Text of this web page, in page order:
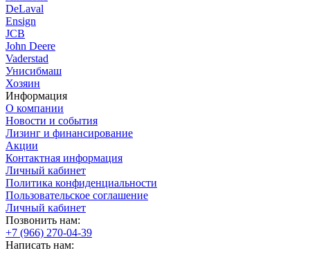
DeLaval
Ensign
JCB
John Deere
Vaderstad
Унисибмаш
Хозяин
Информация
О компании
Новости и события
Лизинг и финансирование
Акции
Контактная информация
Личный кабинет
Политика конфиденциальности
Пользовательское соглашение
Личный кабинет
Позвонить нам:
+7 (966) 270-04-39
Написать нам: